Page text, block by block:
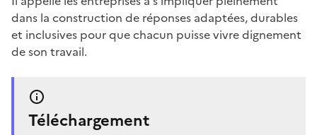
dans la construction de réponses adaptées, durables
et inclusives pour que chacun puisse vivre dignement
de son travail.
Téléchargement